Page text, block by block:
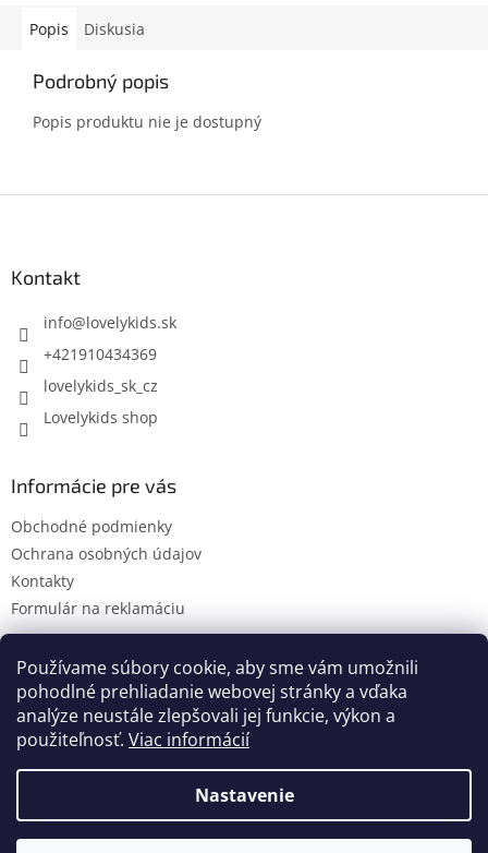
Používame súbory cookie, aby sme vám umožnili
pohodlné prehliadanie webovej stránky a vďaka
analýze neustále zlepšovali jej funkcie, výkon a
použiteľnosť. Viac informácií
Nastavenie
Popis Diskusia
Podrobný popis
Popis produktu nie je dostupný
Kontakt
info@lovelykids.sk
+421910434369
lovelykids_sk_cz
Lovelykids shop
Informácie pre vás
Obchodné podmienky
Ochrana osobných údajov
Kontakty
Formulár na reklamáciu
Kontakty Novinky
Vytvoril Shoptet